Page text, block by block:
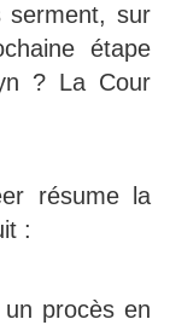
serment, sur
étape
? La Cour
résume la
:
procès en